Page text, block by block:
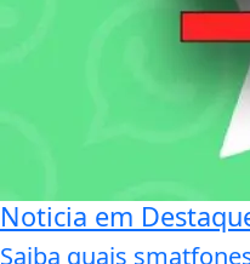
Noticia em
Saiba quais